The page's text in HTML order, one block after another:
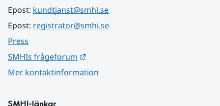
Epost: kundtjanst@smhi.se
Epost: registrator@smhi.se
Press
SMHIs frågeforum
Mer kontaktinformation